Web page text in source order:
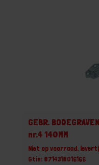
GEBR.
nr.4 140MM
Niet op voorraad,
Gtin: 8714318016166